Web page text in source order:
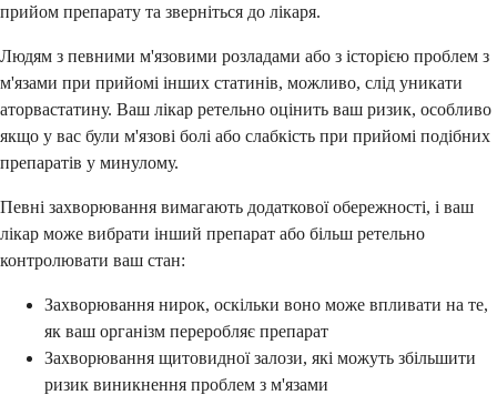
прийом препарату та зверніться до лікаря.
Людям з певними м'язовими розладами або з історією проблем з
м'язами при прийомі інших статинів, можливо, слід уникати
аторвастатину. Ваш лікар ретельно оцінить ваш ризик, особливо
якщо у вас були м'язові болі або слабкість при прийомі подібних
препаратів у минулому.
Певні захворювання вимагають додаткової обережності, і ваш
лікар може вибрати інший препарат або більш ретельно
контролювати ваш стан:
Захворювання нирок, оскільки воно може впливати на те,
як ваш організм переробляє препарат
Захворювання щитовидної залози, які можуть збільшити
ризик виникнення проблем з м'язами